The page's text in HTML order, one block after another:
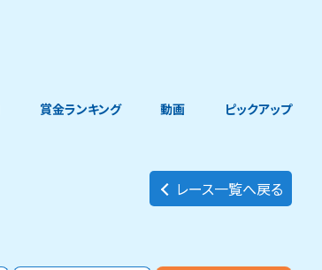
賞金ランキング 動画 ピックアップ
レース一覧へ戻る